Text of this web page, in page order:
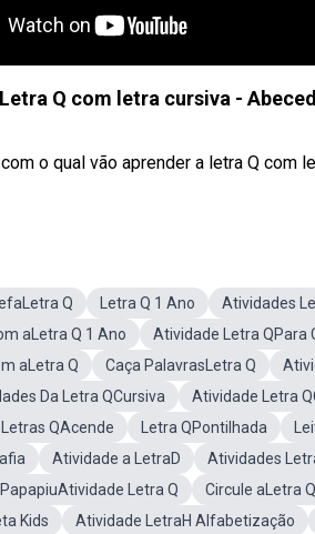
Letra Q com letra cursiva -
o qual vão aprender a letra Q com
Q Letra Q 1 Ano Atividades
aLetra Q 1 Ano Atividade Letra QPara
aLetra Q Caça PalavrasLetra Q
Da Letra QCursiva Atividade Letra
Letras QAcende Letra QPontilhada
Atividade a LetraD Atividades
PapapiuAtividade Letra Q Circule aLetra Q
Kids
Atividade LetraH Alfabetização